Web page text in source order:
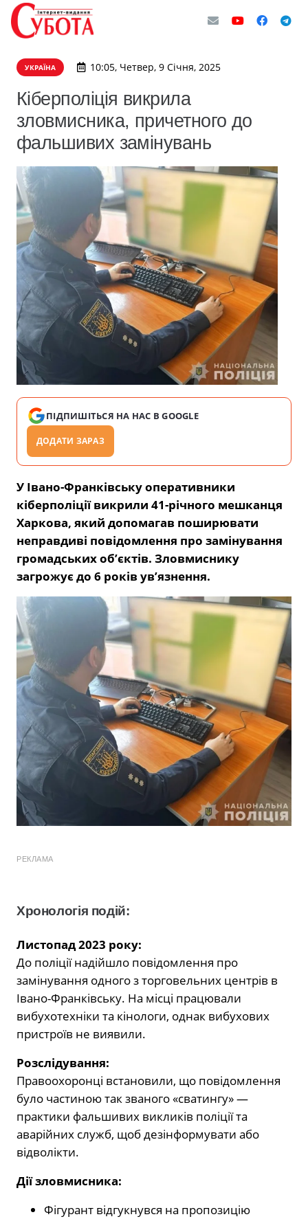
УКРАЇНА 10:05, Четвер, 9 Січня, 2025
Кіберполіція викрила
зловмисника, причетного до
фальшивих замінувань
ПІДПИШІТЬСЯ НА НАС В GOOGLE
ДОДАТИ ЗАРАЗ
У Івано-Франківську оперативники
кіберполіції викрили 41-річного мешканця
Харкова, який допомагав поширювати
неправдиві повідомлення про замінування
громадських об’єктів. Зловмиснику
загрожує до 6 років ув’язнення.
РЕКЛАМА
Хронологія подій:
Листопад 2023 року:
До поліції надійшло повідомлення про
замінування одного з торговельних центрів в
Івано-Франківську. На місці працювали
вибухотехніки та кінологи, однак вибухових
пристроїв не виявили.
Розслідування:
Правоохоронці встановили, що повідомлення
було частиною так званого «сватингу» —
практики фальшивих викликів поліції та
аварійних служб, щоб дезінформувати або
відволікти.
Дії зловмисника:
Фігурант відгукнувся на пропозицію